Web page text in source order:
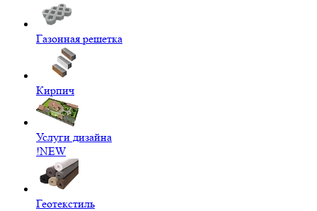
Газонная решетка
Кирпич
Услуги дизайна
!NEW
Геотекстиль